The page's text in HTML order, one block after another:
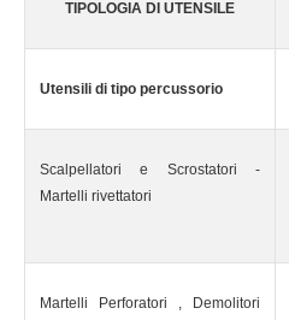
TIPOLOGIA DI UTENSILE
Utensili di tipo percussorio
Scalpellatori e Scrostatori -
Martelli rivettatori
Martelli Perforatori , Demolitori